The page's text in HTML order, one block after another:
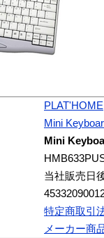
PLAT'HOME
Mini
Mini
当社販売日
特定商取引
メーカー商